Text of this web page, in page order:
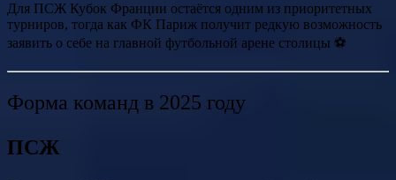
Для ПСЖ Кубок Франции остаётся одним из приоритетных
турниров, тогда как ФК Париж получит редкую возможность
заявить о себе на главной футбольной арене столицы ⚽
Форма команд в 2025 году
ПСЖ